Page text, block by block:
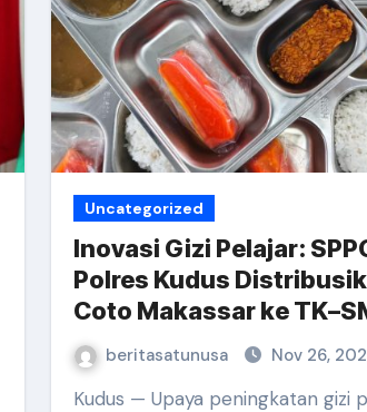
Uncategorized
Inovasi Gizi Pelajar:
Polres Kudus
Coto Makassar ke
beritasatunusa Nov 26,
Kudus — Upaya peningkatan gizi pelajar